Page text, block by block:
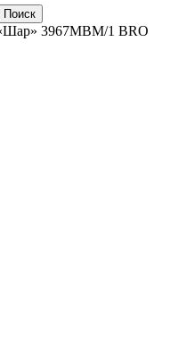
Поиск
3967MBM/1 BRO